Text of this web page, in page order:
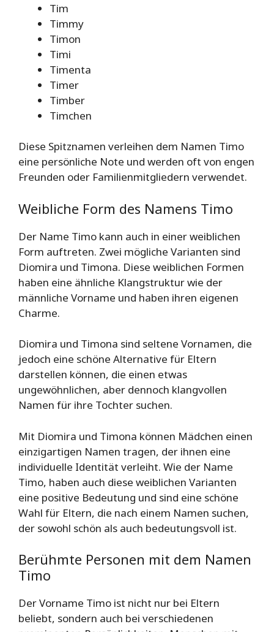
Tim
Timmy
Timon
Timi
Timenta
Timer
Timber
Timchen
Diese Spitznamen verleihen dem Namen Timo
eine persönliche Note und werden oft von engen
Freunden oder Familienmitgliedern verwendet.
Weibliche Form des Namens Timo
Der Name Timo kann auch in einer weiblichen
Form auftreten. Zwei mögliche Varianten sind
Diomira und Timona. Diese weiblichen Formen
haben eine ähnliche Klangstruktur wie der
männliche Vorname und haben ihren eigenen
Charme.
Diomira und Timona sind seltene Vornamen, die
jedoch eine schöne Alternative für Eltern
darstellen können, die einen etwas
ungewöhnlichen, aber dennoch klangvollen
Namen für ihre Tochter suchen.
Mit Diomira und Timona können Mädchen einen
einzigartigen Namen tragen, der ihnen eine
individuelle Identität verleiht. Wie der Name
Timo, haben auch diese weiblichen Varianten
eine positive Bedeutung und sind eine schöne
Wahl für Eltern, die nach einem Namen suchen,
der sowohl schön als auch bedeutungsvoll ist.
Berühmte Personen mit dem Namen
Timo
Der Vorname Timo ist nicht nur bei Eltern
beliebt, sondern auch bei verschiedenen